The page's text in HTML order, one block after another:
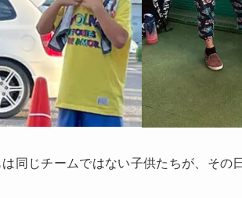
同じチームではない子供たちが、その